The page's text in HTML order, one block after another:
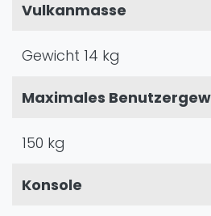
Vulkanmasse
Gewicht 14 kg
Maximales
150 kg
Konsole